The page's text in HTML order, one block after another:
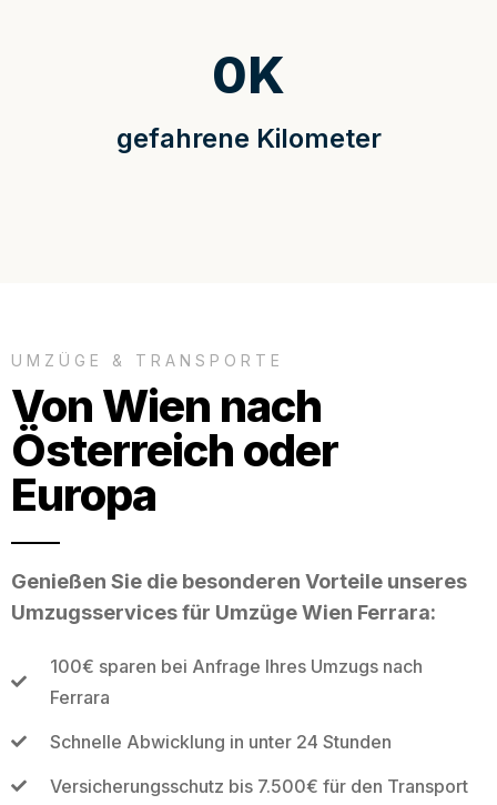
gefahrene Kilometer
0K
UMZÜGE & TRANSPORTE
Von Wien nach
Österreich oder
Europa
Genießen Sie die besonderen Vorteile unseres
Umzugsservices für Umzüge Wien Ferrara:
100€ sparen bei Anfrage Ihres Umzugs nach
Ferrara
Schnelle Abwicklung in unter 24 Stunden
Versicherungsschutz bis 7.500€ für den Transport